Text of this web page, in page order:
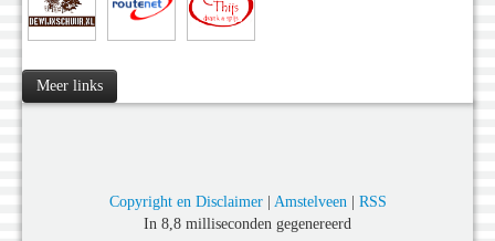
Meer links
Copyright en Disclaimer| Amstelveen| RSS
In 8,8 milliseconden gegenereerd